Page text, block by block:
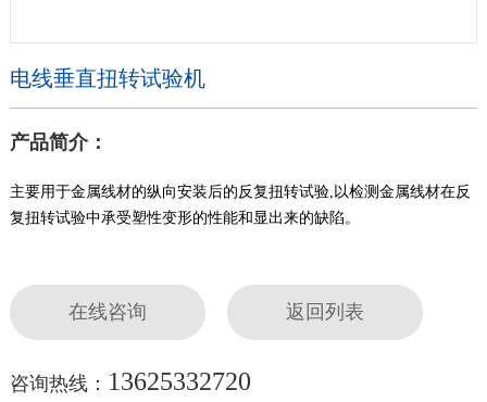
电线垂直扭转试验机
产品简介：
主要用于金属线材的纵向安装后的反复扭转试验,以检测金属线材在反
复扭转试验中承受塑性变形的性能和显出来的缺陷。
在线咨询 返回列表
咨询热线： 13625332720